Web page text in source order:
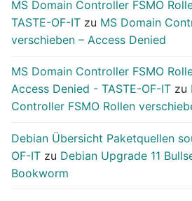
MS Domain Controller FSMO
TASTE-OF-IT zu MS Domain
verschieben – Access Denied
MS Domain Controller FSMO
Access Denied - TASTE-OF-IT zu
Controller FSMO Rollen
Debian Übersicht Paketquellen
OF-IT zu Debian Upgrade 11
Bookworm